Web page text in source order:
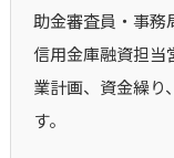
助金審査員・事務
信用金庫融資担当
業計画、資金繰り
す。